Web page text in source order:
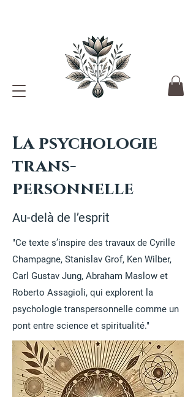
La psychologie
trans-
personnelle
Au-delà de l’esprit
"Ce texte s’inspire des travaux de Cyrille
Champagne, Stanislav Grof, Ken Wilber,
Carl Gustav Jung, Abraham Maslow et
Roberto Assagioli, qui explorent la
psychologie transpersonnelle comme un
pont entre science et spiritualité."